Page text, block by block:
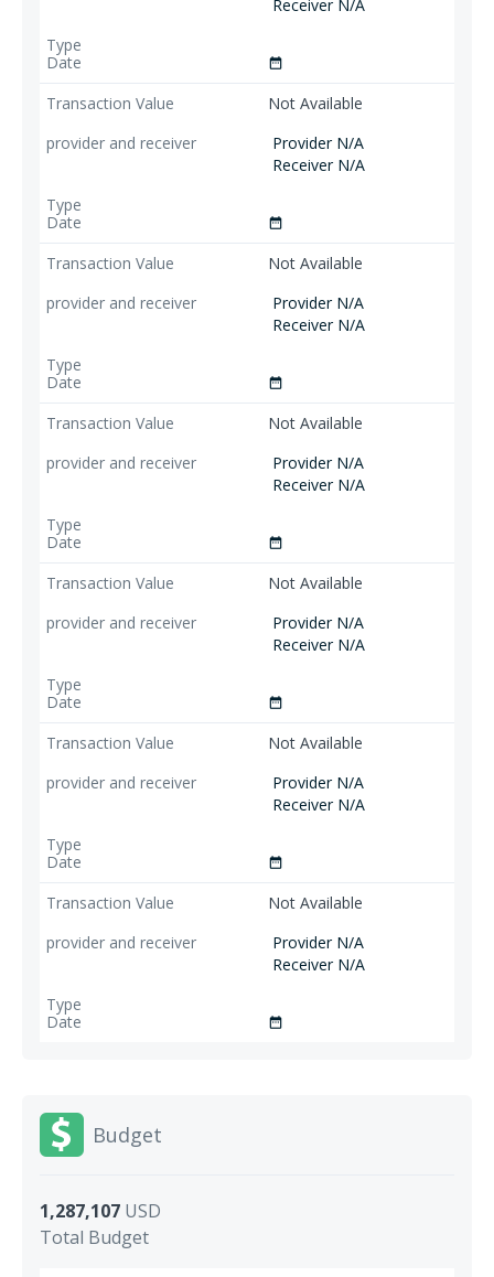
Receiver N/A
date_range
Not Available
Provider N/A
Receiver N/A
date_range
Not Available
Provider N/A
Receiver N/A
date_range
Not Available
Provider N/A
Receiver N/A
date_range
Not Available
Provider N/A
Receiver N/A
date_range
Not Available
Provider N/A
Receiver N/A
date_range
Not Available
Provider N/A
Receiver N/A
date_range
Budget
1,287,107 USD
Total Budget